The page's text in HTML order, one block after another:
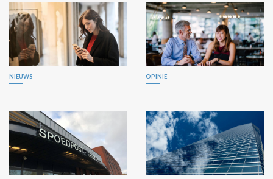
NIEUWS OPINIE